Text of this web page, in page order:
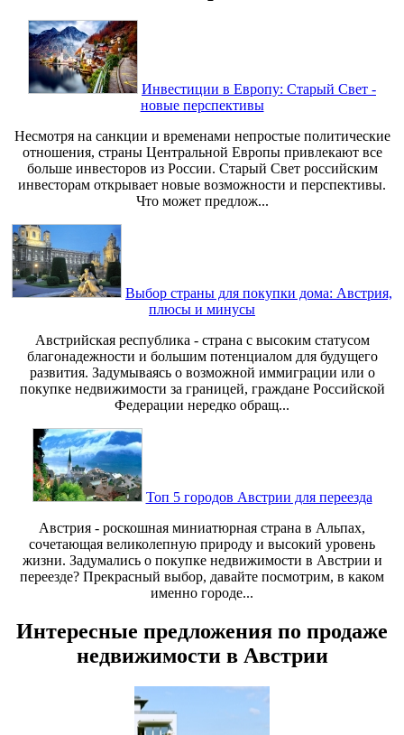
Инвестиции в Европу: Старый Свет -
новые перспективы
Несмотря на санкции и временами непростые политические
отношения, страны Центральной Европы привлекают все
больше инвесторов из России. Старый Свет российским
инвесторам открывает новые возможности и перспективы.
Что может предлож...
Выбор страны для покупки дома: Австрия,
плюсы и минусы
Австрийская республика - страна с высоким статусом
благонадежности и большим потенциалом для будущего
развития. Задумываясь о возможной иммиграции или о
покупке недвижимости за границей, граждане Российской
Федерации нередко обращ...
Топ 5 городов Австрии для переезда
Австрия - роскошная миниатюрная страна в Альпах,
сочетающая великолепную природу и высокий уровень
жизни. Задумались о покупке недвижимости в Австрии и
переезде? Прекрасный выбор, давайте посмотрим, в каком
именно городе...
Интересные предложения по продаже
недвижимости в Австрии